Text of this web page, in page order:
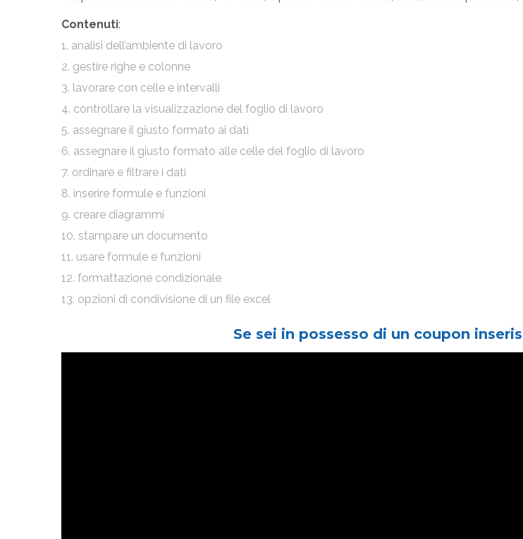
Contenuti:
1. analisi dell’ambiente di lavoro
2. gestire righe e colonne
3. lavorare con celle e intervalli
4. controllare la visualizzazione del foglio di lavoro
5. assegnare il giusto formato ai dati
6. assegnare il giusto formato alle celle del foglio di lavoro
7. ordinare e filtrare i dati
8. inserire formule e funzioni
9. creare diagrammi
10. stampare un documento
11. usare formule e funzioni
12. formattazione condizionale
13. opzioni di condivisione di un file excel
Se sei in possesso di un coupon